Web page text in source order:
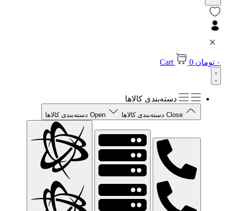
۰ تومان 0
Cart
دسته‌بندی کالاها
Close دسته‌بندی کالاها Open دسته‌بندی کالاها